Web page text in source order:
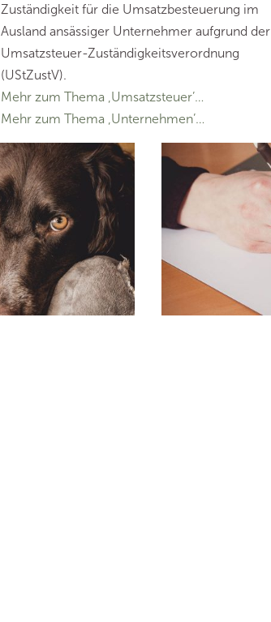
Zuständigkeit für die Umsatzbesteuerung im
Ausland ansässiger Unternehmer aufgrund der
Umsatzsteuer-Zuständigkeitsverordnung
(UStZustV).
Mehr zum Thema ‚Umsatzsteuer’…
Mehr zum Thema ‚Unternehmen’…